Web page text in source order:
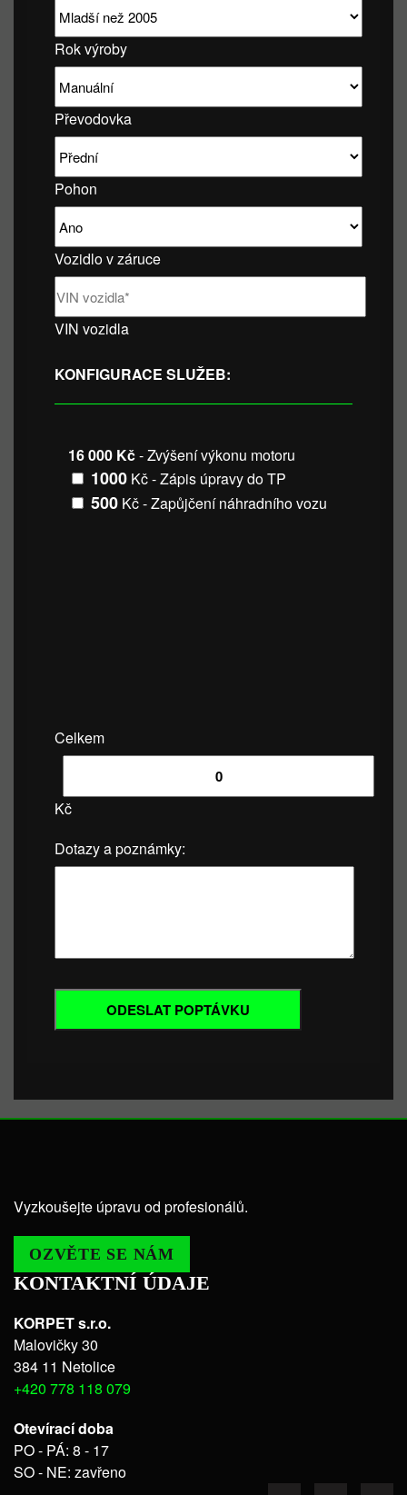
Rok výroby
Převodovka
Pohon
Vozidlo v záruce
VIN vozidla
KONFIGURACE SLUŽEB:
16 000 Kč- Zvýšení výkonu motoru
1000 Kč - Zápis úpravy do TP
500 Kč - Zapůjčení náhradního vozu
Celkem
Kč
Dotazy a poznámky:
Vyzkoušejte úpravu od profesionálů.
OZVĚTE SE NÁM
KONTAKTNÍ ÚDAJE
KORPET s.r.o.
Malovičky 30
384 11 Netolice
+420 778 118 079
Otevírací doba
PO - PÁ: 8 - 17
SO - NE: zavřeno